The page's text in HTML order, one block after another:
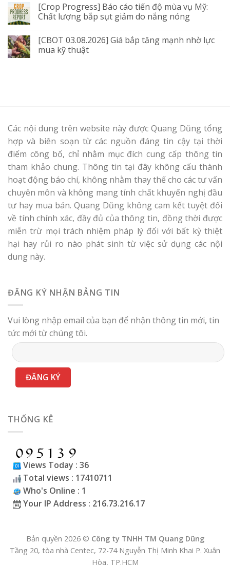
[Crop Progress] Báo cáo tiến độ mùa vụ Mỹ:
Chất lượng bắp sụt giảm do nắng nóng
[CBOT 03.08.2026] Giá bắp tăng mạnh nhờ lực
mua kỹ thuật
Các nội dung trên website này được Quang Dũng tổng
hợp và biên soạn từ các nguồn đáng tin cậy tại thời
điểm công bố, chỉ nhằm mục đích cung cấp thông tin
tham khảo chung. Thông tin tại đây không cấu thành
hoạt động báo chí, không nhằm thay thế cho các tư vấn
chuyên môn và không mang tính chất khuyến nghị đầu
tư hay mua bán. Quang Dũng không cam kết tuyệt đối
về tính chính xác, đầy đủ của thông tin, đồng thời được
miễn trừ mọi trách nhiệm pháp lý đối với bất kỳ thiệt
hại hay rủi ro nào phát sinh từ việc sử dụng các nội
dung này.
ĐĂNG KÝ NHẬN BẢNG TIN
Vui lòng nhập email của bạn để nhận thông tin mới, tin
tức mới từ chúng tôi.
THỐNG KÊ
Views Today : 36
Total views : 17410711
Who's Online : 1
Your IP Address : 216.73.216.17
Bản quyền 2026 © Công ty TNHH TM Quang Dũng
Tầng 20, tòa nhà Centec, 72-74 Nguyễn Thị Minh Khai P. Xuân
Hòa, TP.HCM